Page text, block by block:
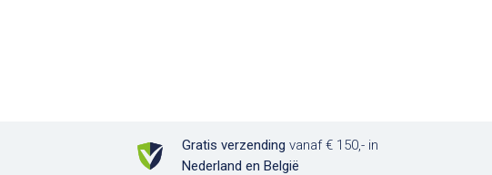
Gratis verzending vanaf € 150,- in
Nederland en België